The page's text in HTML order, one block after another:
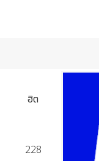
ฮิต
228